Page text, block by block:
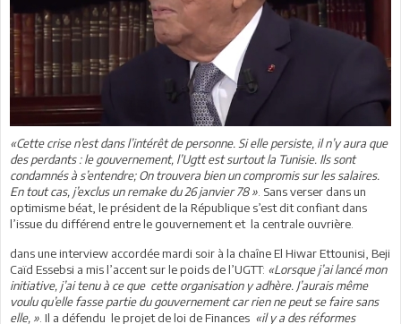
«Cette crise n’est dans l’intérêt de personne. Si elle persiste, il n’y aura que
des perdants : le gouvernement, l’Ugtt est surtout la Tunisie. Ils sont
condamnés à s’entendre; On trouvera bien un compromis sur les salaires.
En tout cas, j’exclus un remake du 26 janvier 78» . Sans verser dans un
optimisme béat, le président de la République s’est dit confiant dans
l’issue du différend entre le gouvernement et la centrale ouvrière.
dans une interview accordée mardi soir à la chaîne El Hiwar Ettounisi, Beji
Caïd Essebsi a mis l’accent sur le poids de l’UGTT: «Lorsque j’ai lancé mon
initiative, j’ai tenu à ce que cette organisation y adhère. J’aurais même
voulu qu’elle fasse partie du gouvernement car rien ne peut se faire sans
elle, » . Il a défendu le projet de loi de Finances «il y a des réformes